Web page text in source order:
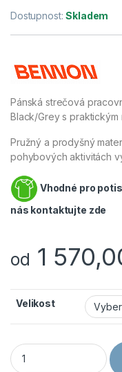
Dostupnost:Skladem
Pánská strečová
Black/Grey s
Pružný a prodyšný
pohybových aktivitách
Vhodné pro
nás kontaktujte zde
od 1
Velikost
Bunda Bennon